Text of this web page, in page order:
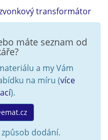
transformátor
máte seznam od
a my Vám
na míru (více
).
dodání.